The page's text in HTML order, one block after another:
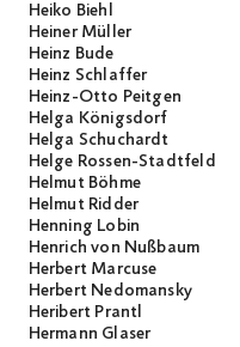
Heiko Biehl
Heiner Müller
Heinz Bude
Heinz Schlaffer
Heinz-Otto Peitgen
Helga Königsdorf
Helga Schuchardt
Helge Rossen-Stadtfeld
Helmut Böhme
Helmut Ridder
Henning Lobin
Henrich von Nußbaum
Herbert Marcuse
Herbert Nedomansky
Heribert Prantl
Hermann Glaser